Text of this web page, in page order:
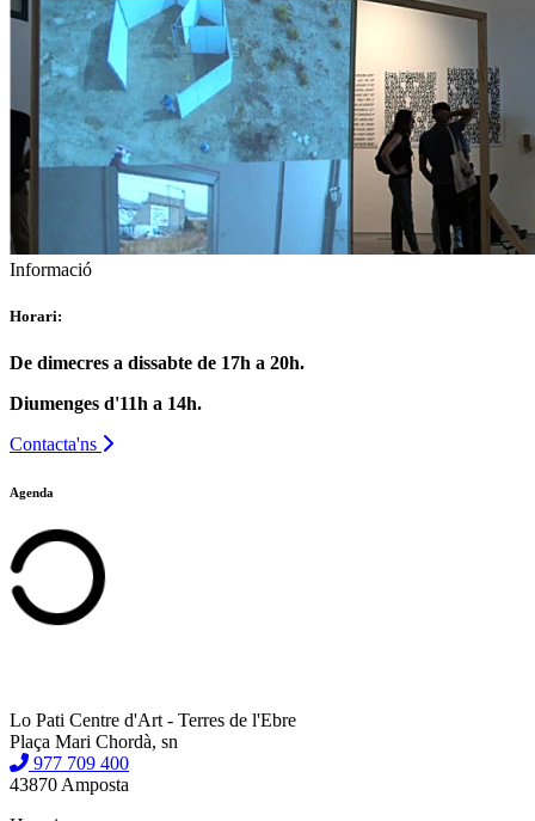
Informació
Horari:
De dimecres a dissabte de 17h a 20h.
Diumenges d'11h a 14h.
Contacta'ns
Agenda
Lo Pati Centre d'Art - Terres de l'Ebre
Plaça Mari Chordà, sn
977 709 400
43870 Amposta